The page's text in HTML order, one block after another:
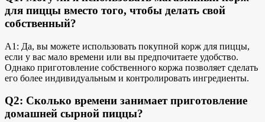
для пиццы вместо того, чтобы делать свой
собственный?
A1: Да, вы можете использовать покупной корж для пиццы,
если у вас мало времени или вы предпочитаете удобство.
Однако приготовление собственного коржа позволяет сделать
его более индивидуальным и контролировать ингредиенты.
Q2: Сколько времени занимает приготовление
домашней сырной пиццы?